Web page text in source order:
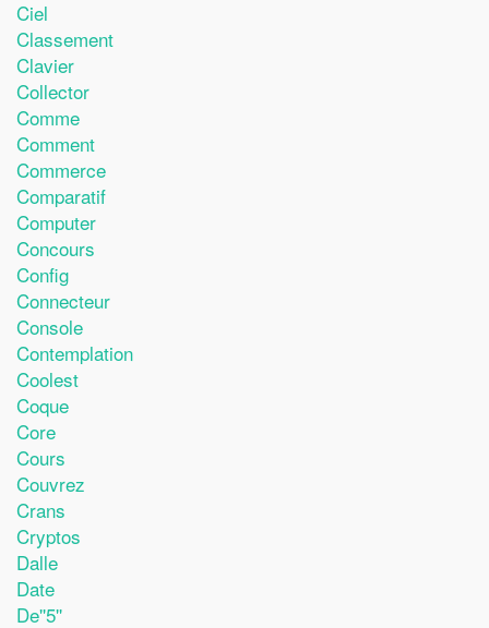
Ciel
Classement
Clavier
Collector
Comme
Comment
Commerce
Comparatif
Computer
Concours
Config
Connecteur
Console
Contemplation
Coolest
Coque
Core
Cours
Couvrez
Crans
Cryptos
Dalle
Date
De''5''